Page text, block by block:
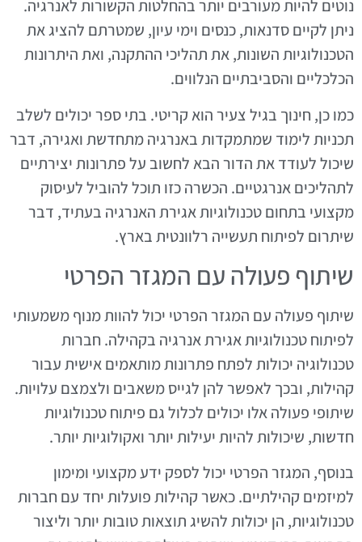
נוטים להיות מעורבים יותר בהחלטות הקשורות לאנרגיה.
ניתן לקיים סדנאות, כנסים וימי עיון, שמטרתם להציג את
הטכנולוגיות השונות, את תהליכי ההתקנה, ואת היתרונות
הכלכליים והסביבתיים הנלווים.
כמו כן, חינוך בגיל צעיר הוא קריטי. בתי ספר יכולים לשלב
תכניות לימוד שמתמקדות באנרגיה מתחדשת ואגירה, דבר
שיכול לעודד את הדור הבא לחשוב על פתרונות יצירתיים
לתהליכים אנרגטיים. הכשרה כזו תוכל להוביל לעיסוק
מקצועי בתחום טכנולוגיות אגירת האנרגיה בעתיד, דבר
שיתרום לפיתוח תעשייה רלוונטית בארץ.
שיתוף פעולה עם המגזר הפרטי
שיתוף פעולה עם המגזר הפרטי יכול להוות מנוף משמעותי
לפיתוח טכנולוגיות אגירת אנרגיה בקהילה. חברות
טכנולוגיה יכולות לפתח פתרונות מותאמים אישית עבור
קהילות, ובכך לאפשר להן לגייס משאבים ולצמצם עלויות.
שיתופי פעולה אלו יכולים לכלול גם פיתוח טכנולוגיות
חדשות, שיכולות להיות יעילות יותר ואקולוגיות יותר.
בנוסף, המגזר הפרטי יכול לספק ידע מקצועי ומימון
למיזמים קהילתיים. כאשר קהילות פועלות יחד עם חברות
טכנולוגיות, הן יכולות להשיג תוצאות טובות יותר וליצור